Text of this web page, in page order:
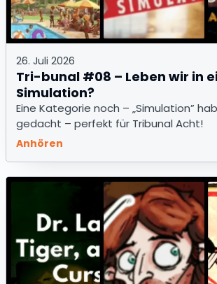
26. Juli 2026
Tri-bunal #08 – Leben wir in
Simulation?
Eine Kategorie noch – „Simulation”
gedacht – perfekt für Tribunal Acht!
Anhören